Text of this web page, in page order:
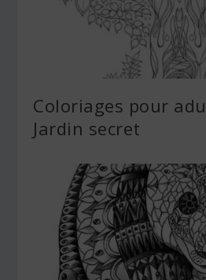
Coloriages pour
Jardin secret